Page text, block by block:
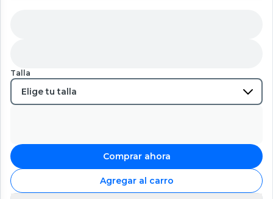
Talla
Comprar ahora
Agregar al carro